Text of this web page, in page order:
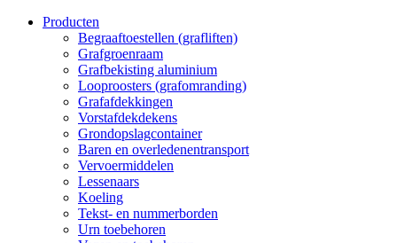
Producten
Begraaftoestellen (grafliften)
Grafgroenraam
Grafbekisting aluminium
Looproosters (grafomranding)
Grafafdekkingen
Vorstafdekdekens
Grondopslagcontainer
Baren en overledenentransport
Vervoermiddelen
Lessenaars
Koeling
Tekst- en nummerborden
Urn toebehoren